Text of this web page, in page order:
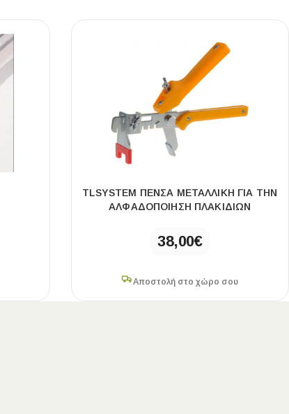
TLSYSTEM ΠΕΝΣΑ ΜΕΤΑΛΛΙΚΗ ΓΙΑ ΤΗΝ
ΑΛΦΑΔΟΠΟΙΗΣΗ ΠΛΑΚΙΔΙΩΝ
38,00€
Αποστολή στο χώρο σου